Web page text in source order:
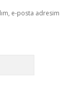
e-posta adresim